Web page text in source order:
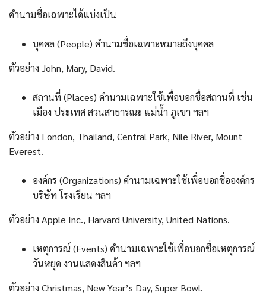
คำนามชื่อเฉพาะได้แบ่งเป็น
บุคคล (People) คำนามชื่อเฉพาะหมายถึงบุคคล
ตัวอย่าง John, Mary, David.
สถานที่ (Places) คำนามเฉพาะใช้เพื่อบอกชื่อสถานที่ เช่น
เมือง ประเทศ สวนสาธารณะ แม่น้ำ ภูเขา ฯลฯ
ตัวอย่าง London, Thailand, Central Park, Nile River, Mount
Everest.
องค์กร (Organizations) คำนามเฉพาะใช้เพื่อบอกชื่อองค์กร
บริษัท โรงเรียน ฯลฯ
ตัวอย่าง Apple Inc., Harvard University, United Nations.
เหตุการณ์ (Events) คำนามเฉพาะใช้เพื่อบอกชื่อเหตุการณ์
วันหยุด งานแสดงสินค้า ฯลฯ
ตัวอย่าง Christmas, New Year’s Day, Super Bowl.